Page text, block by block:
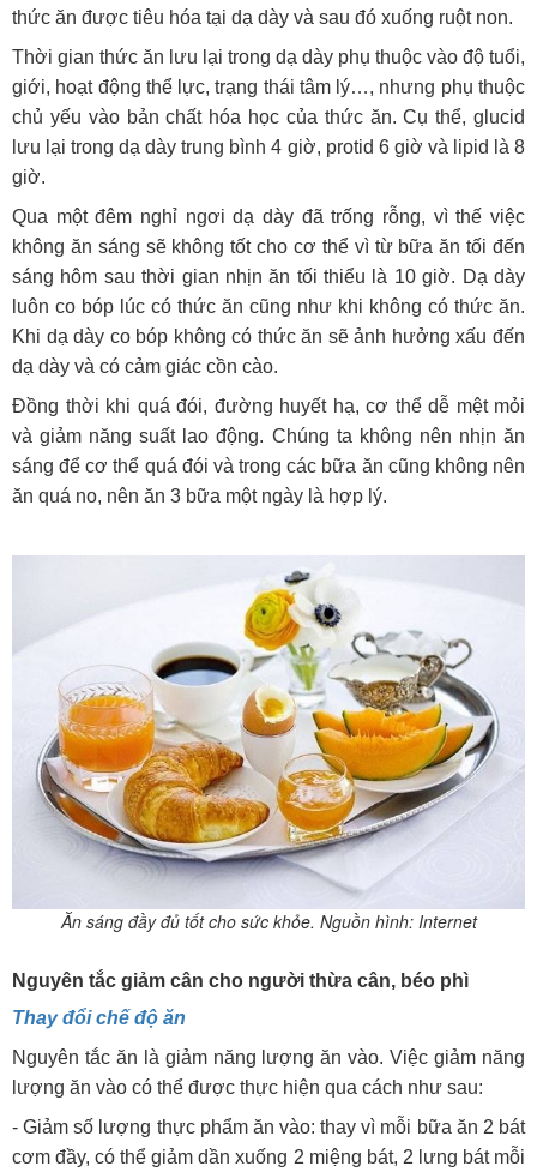
thức ăn được tiêu hóa tại dạ dày và sau đó xuống ruột non.
Thời gian thức ăn lưu lại trong dạ dày phụ thuộc vào độ tuổi,
giới, hoạt động thể lực, trạng thái tâm lý…, nhưng phụ thuộc
chủ yếu vào bản chất hóa học của thức ăn. Cụ thể, glucid
lưu lại trong dạ dày trung bình 4 giờ, protid 6 giờ và lipid là 8
giờ.
Qua một đêm nghỉ ngơi dạ dày đã trống rỗng, vì thế việc
không ăn sáng sẽ không tốt cho cơ thể vì từ bữa ăn tối đến
sáng hôm sau thời gian nhịn ăn tối thiểu là 10 giờ. Dạ dày
luôn co bóp lúc có thức ăn cũng như khi không có thức ăn.
Khi dạ dày co bóp không có thức ăn sẽ ảnh hưởng xấu đến
dạ dày và có cảm giác cồn cào.
Đồng thời khi quá đói, đường huyết hạ, cơ thể dễ mệt mỏi
và giảm năng suất lao động. Chúng ta không nên nhịn ăn
sáng để cơ thể quá đói và trong các bữa ăn cũng không nên
ăn quá no, nên ăn 3 bữa một ngày là hợp lý.
Ăn sáng đầy đủ tốt cho sức khỏe. Nguồn hình: Internet
Nguyên tắc giảm cân cho người thừa cân, béo phì
Thay đổi chế độ ăn
Nguyên tắc ăn là giảm năng lượng ăn vào. Việc giảm năng
lượng ăn vào có thể được thực hiện qua cách như sau:
- Giảm số lượng thực phẩm ăn vào: thay vì mỗi bữa ăn 2 bát
cơm đầy, có thể giảm dần xuống 2 miệng bát, 2 lưng bát mỗi